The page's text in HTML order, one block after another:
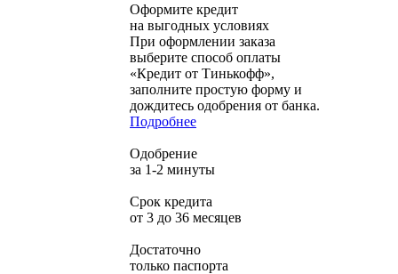
Оформите кредит
на выгодных условиях
При оформлении заказа
выберите способ оплаты
«Кредит от Тинькофф»,
заполните простую форму и
дождитесь одобрения от банка.
Подробнее
Одобрение
за 1-2 минуты
Срок кредита
от 3 до 36 месяцев
Достаточно
только паспорта